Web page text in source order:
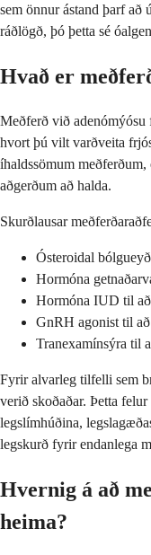
sem önnur ástand þarf
ráðlögð, þó þetta sé
Hvað er
Meðferð við
hvort þú vilt varðveita
íhaldssömum
aðgerðum að halda.
Skurðlausar
Ósteroidal
Hormóna
Hormóna IUD til
GnRH agonist til
Tranexamínsýra til
Fyrir alvarleg tilfelli sem
verið skoðaðar. Þetta
legslímhúðina,
legskurð fyrir endanlega
Hvernig á að
heima?